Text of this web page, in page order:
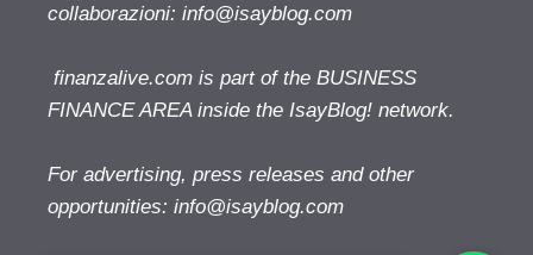
collaborazioni: info@isayblog.com
finanzalive.com is part of the BUSINESS
FINANCE AREA inside the IsayBlog! network.
For advertising, press releases and other
opportunities: info@isayblog.com